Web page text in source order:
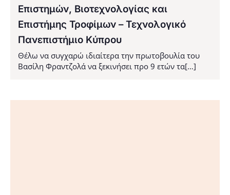
Επιστημών, Βιοτεχνολογίας και
Επιστήμης Τροφίμων – Τεχνολογικό
Πανεπιστήμιο Κύπρου
Θέλω να συγχαρώ ιδιαίτερα την πρωτοβουλία του
Βασίλη Φραντζολά να ξεκινήσει προ 9 ετών τα[…]